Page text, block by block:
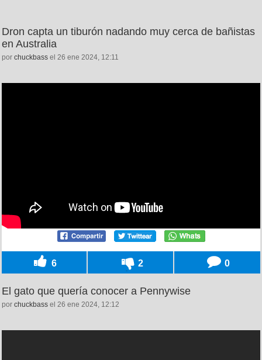
Dron capta un tiburón nadando muy cerca de bañistas
en Australia
por chuckbass el 26 ene 2024, 12:11
6 2 0
El gato que quería conocer a Pennywise
por chuckbass el 26 ene 2024, 12:12